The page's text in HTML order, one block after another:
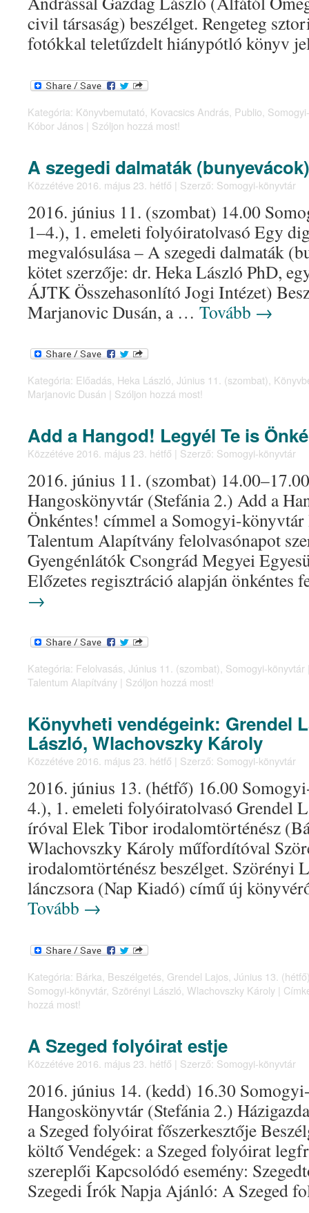
civil társaság) beszélget. Rengeteg
fotókkal teletűzdelt hiánypótló könyv
Kategória: Könyvbemutató Kovacsics András Publio
Kóbor János | Szóljon hozzá most!
A szegedi dalmaták
Közzétéve 2016. május 23. hétfő | Szerző: Somogyi-könyvtár
2016. június 11. (szombat) 14.00
1–4.), 1. emeleti folyóiratolvasó Egy
megvalósulása – A szegedi dalmaták
kötet szerzője: dr. Heka László PhD,
ÁJTK Összehasonlító Jogi Intézet)
Marjanovic Dusán, a … Tovább →
Kategória: Előadás Heka László Június 11. (szombat)
Marjanovic Dusán | Szóljon hozzá most!
Add a Hangod! Legyél Te is
Közzétéve 2016. május 23. hétfő | Szerző: Somogyi-könyvtár
2016. június 11. (szombat)
Hangoskönyvtár (Stefánia 2.) Add a
Önkéntes! címmel a Somogyi-könyvtár
Talentum Alapítvány felolvasónapot
Gyengénlátók Csongrád Megyei
Előzetes regisztráció alapján
→
Kategória: Felolvasás, Június 11. (szombat), Somogyi-könyvtár
Talentum Alapítvány | Szóljon hozzá most!
Könyvheti vendégeink: Grendel
László, Wlachovszky Károly
Közzétéve 2016. május 23. hétfő | Szerző: Somogyi-könyvtár
2016. június 13. (hétfő) 16.00
4.), 1. emeleti folyóiratolvasó Grendel
íróval Elek Tibor irodalomtörténész
Wlachovszky Károly műfordítóval
irodalomtörténész beszélget. Szörényi
lánczsora (Nap Kiadó) című új
Tovább →
Kategória: Bárka Beszélgetés Grendel Lajos Június 13.
Somogyi-könyvtár, Szörényi László Wlachovszky Károly |
hozzá most!
A Szeged folyóirat estje
Közzétéve 2016. május 23. hétfő | Szerző: Somogyi-könyvtár
2016. június 14. (kedd) 16.30
Hangoskönyvtár (Stefánia 2.)
a Szeged folyóirat főszerkesztője
költő Vendégek: a Szeged folyóirat
szereplői Kapcsolódó esemény:
Szegedi Írók Napja Ajánló: A Szeged